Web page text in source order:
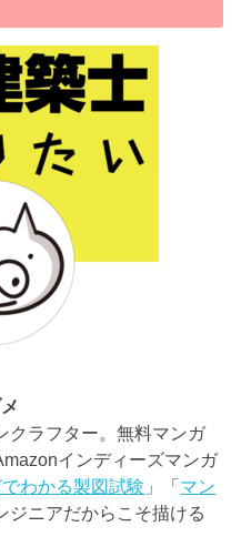
クラフター。無料マンガ
インディーズマンガ
わかる製図試験 」「マン
ジニアだからこそ描ける